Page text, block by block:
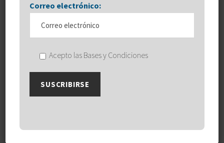
Correo electrónico:
Acepto las Bases y Condiciones